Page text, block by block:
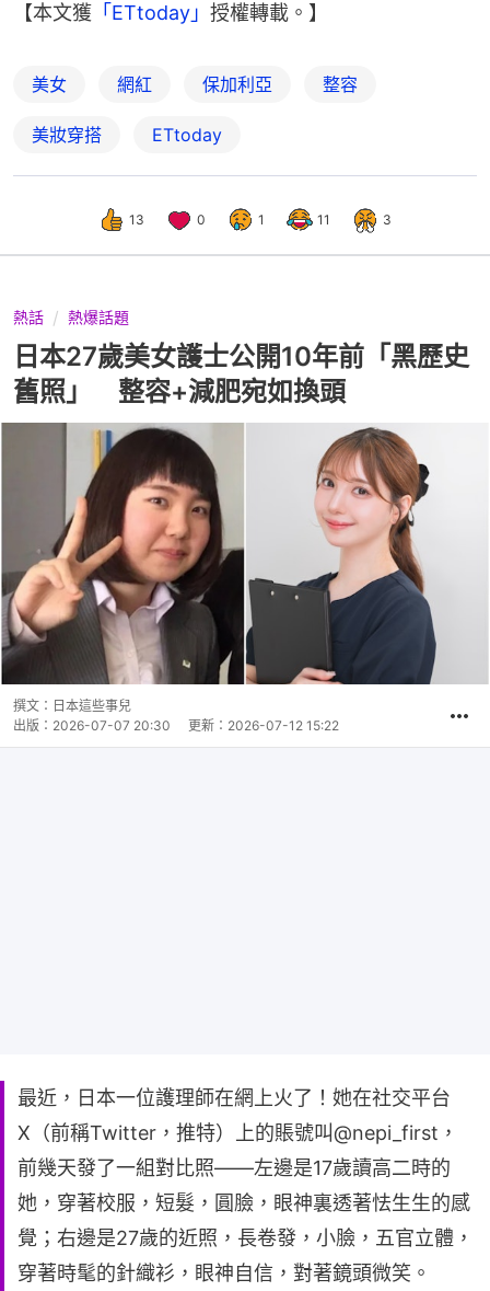
【本文獲 「ETtoday」 授權轉載。】
美女 網紅 保加利亞 整容
美妝穿搭 ETtoday
13 0 1 11 3
熱話 熱爆話題
日本27歲美女護士公開10年前「黑歷史
舊照」 整容+減肥宛如換頭
撰文： 日本這些事兒
出版： 2026-07-07 20:30 更新： 2026-07-12 15:22
最近，日本一位護理師在網上火了！她在社交平台
X（前稱Twitter，推特）上的賬號叫@nepi_first，
前幾天發了一組對比照——左邊是17歲讀高二時的
她，穿著校服，短髮，圓臉，眼神裏透著怯生生的感
覺；右邊是27歲的近照，長卷發，小臉，五官立體，
穿著時髦的針織衫，眼神自信，對著鏡頭微笑。